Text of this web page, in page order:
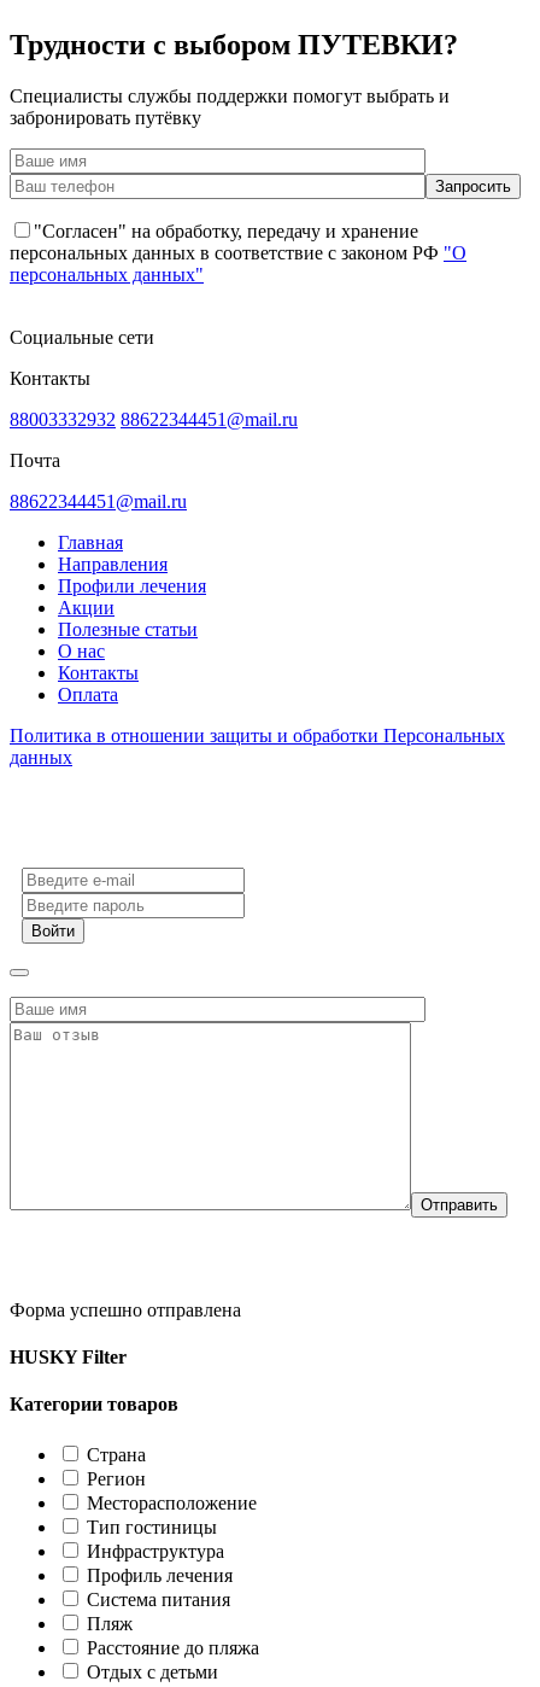
Трудности с выбором ПУТЕВКИ?
Специалисты службы поддержки помогут выбрать и
забронировать путёвку
"Согласен" на обработку, передачу и хранение
персональных данных в соответствие с законом РФ "О
персональных данных"
Социальные сети
Контакты
88003332932 88622344451@mail.ru
Почта
88622344451@mail.ru
Главная
Направления
Профили лечения
Акции
Полезные статьи
О нас
Контакты
Оплата
Политика в отношении защиты и обработки Персональных
данных
Войти
Форма успешно отправлена
HUSKY Filter
Категории товаров
Страна
Регион
Месторасположение
Тип гостиницы
Инфраструктура
Профиль лечения
Система питания
Пляж
Расстояние до пляжа
Отдых с детьми